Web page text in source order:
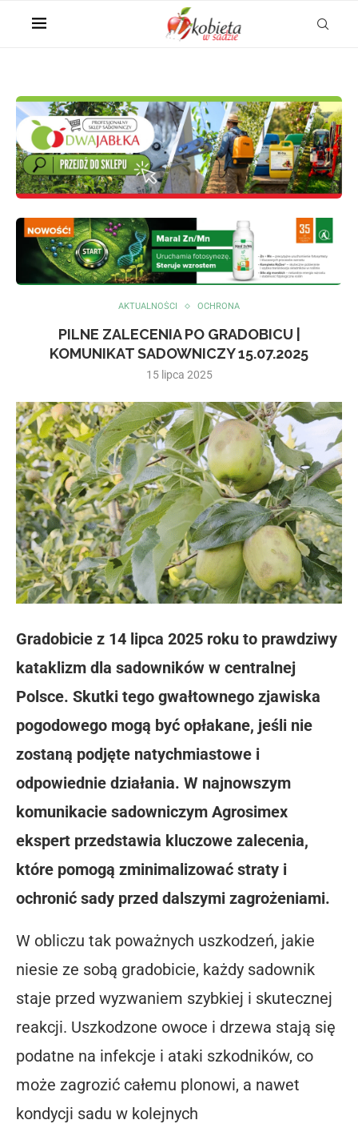
AKTUALNOŚCI OCHRONA
PILNE ZALECENIA PO GRADOBICU |
KOMUNIKAT SADOWNICZY 15.07.2025
15 lipca 2025
Gradobicie z 14 lipca 2025 roku to prawdziwy
kataklizm dla sadowników w centralnej
Polsce. Skutki tego gwałtownego zjawiska
pogodowego mogą być opłakane, jeśli nie
zostaną podjęte natychmiastowe i
odpowiednie działania. W najnowszym
komunikacie sadowniczym Agrosimex
ekspert przedstawia kluczowe zalecenia,
które pomogą zminimalizować straty i
ochronić sady przed dalszymi zagrożeniami.
W obliczu tak poważnych uszkodzeń, jakie
niesie ze sobą gradobicie, każdy sadownik
staje przed wyzwaniem szybkiej i skutecznej
reakcji. Uszkodzone owoce i drzewa stają się
podatne na infekcje i ataki szkodników, co
może zagrozić całemu plonowi, a nawet
kondycji sadu w kolejnych